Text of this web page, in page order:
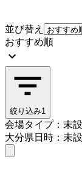
並び替え
おすすめ順
絞り込み1
会場タイプ：未
大分県日時：未